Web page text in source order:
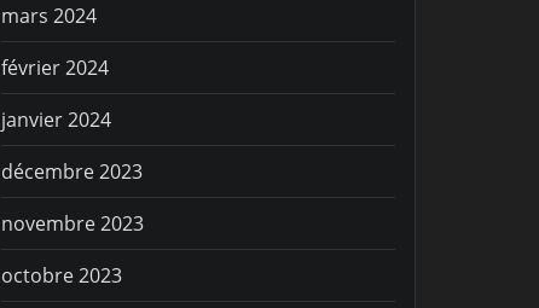
mars 2024
février 2024
janvier 2024
décembre 2023
novembre 2023
octobre 2023